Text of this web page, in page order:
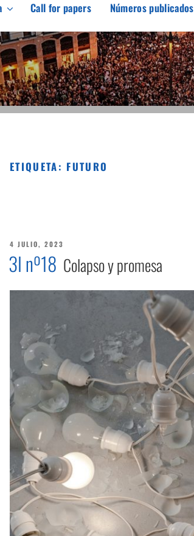
AL MARGEN
y con especial interés en el pensamiento
Call for papers Números publicados
ETIQUETA: FUTURO
PUBLICADO
4 JULIO, 2023
3I nº18 Colapso y promesa